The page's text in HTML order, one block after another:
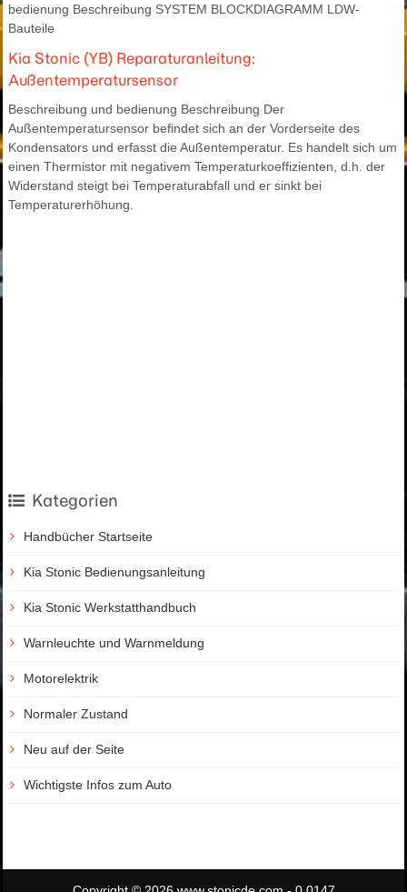
bedienung Beschreibung SYSTEM BLOCKDIAGRAMM LDW-
Bauteile
Kia Stonic (YB) Reparaturanleitung:
Außentemperatursensor
Beschreibung und bedienung Beschreibung Der
Außentemperatursensor befindet sich an der Vorderseite des
Kondensators und erfasst die Außentemperatur. Es handelt sich um
einen Thermistor mit negativem Temperaturkoeffizienten, d.h. der
Widerstand steigt bei Temperaturabfall und er sinkt bei
Temperaturerhöhung.
Kategorien
Handbücher Startseite
Kia Stonic Bedienungsanleitung
Kia Stonic Werkstatthandbuch
Warnleuchte und Warnmeldung
Motorelektrik
Normaler Zustand
Neu auf der Seite
Wichtigste Infos zum Auto